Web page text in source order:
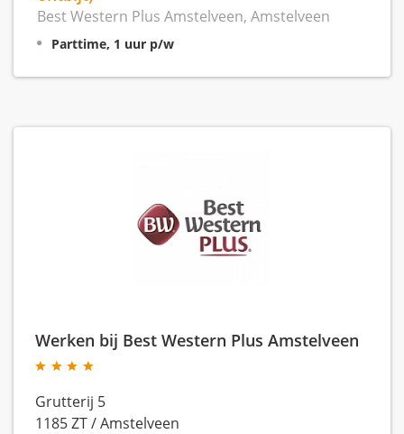
Best Western Plus Amstelveen, Amstelveen
Parttime, 1 uur p/w
Werken bij Best Western Plus Amstelveen
Grutterij 5
1185 ZT/Amstelveen